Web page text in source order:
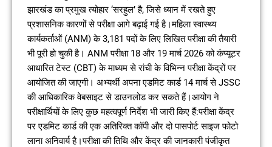
झारखंड का प्रमुख त्योहार ‘सरहुल’ है, जिसे ध्यान में रखते हुए
प्रशासनिक कारणों से परीक्षा आगे बढ़ाई गई है।महिला स्वास्थ्य
कार्यकर्ताओं (ANM) के 3,181 पदों के लिए लिखित परीक्षा की तैयारी
भी पूरी हो चुकी है। ANM परीक्षा 18 और 19 मार्च 2026 को कंप्यूटर
आधारित टेस्ट (CBT) के माध्यम से रांची के विभिन्न परीक्षा केंद्रों पर
आयोजित की जाएगी। अभ्यर्थी अपना एडमिट कार्ड 14 मार्च से JSSC
की आधिकारिक वेबसाइट से डाउनलोड कर सकते हैं।आयोग ने
परीक्षार्थियों के लिए कुछ महत्वपूर्ण निर्देश भी जारी किए हैं:परीक्षा केंद्र
पर एडमिट कार्ड की एक अतिरिक्त कॉपी और दो पासपोर्ट साइज फोटो
लाना अनिवार्य है।परीक्षा की तिथि और केंद्र की जानकारी पंजीकृत